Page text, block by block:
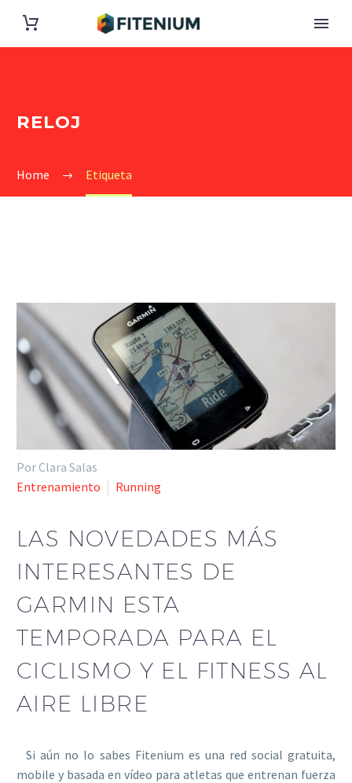
RELOJ
Home Etiqueta
Por Clara Salas
Entrenamiento
Running
LAS NOVEDADES MÁS
INTERESANTES DE
GARMIN ESTA
TEMPORADA PARA EL
CICLISMO Y EL FITNESS AL
AIRE LIBRE
Si aún no lo sabes Fitenium es una red social gratuita,
mobile y basada en vídeo para atletas que entrenan fuerza